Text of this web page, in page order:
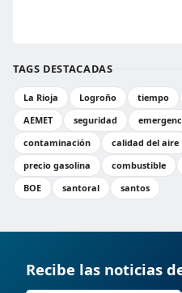
TAGS DESTACADAS
La Rioja Logroño tiempo
AEMET
seguridad
contaminación
calidad del aire
precio gasolina
combustible
BOE
santoral santos
Recibe las noticias